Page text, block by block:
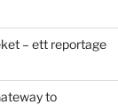
– ett reportage
to